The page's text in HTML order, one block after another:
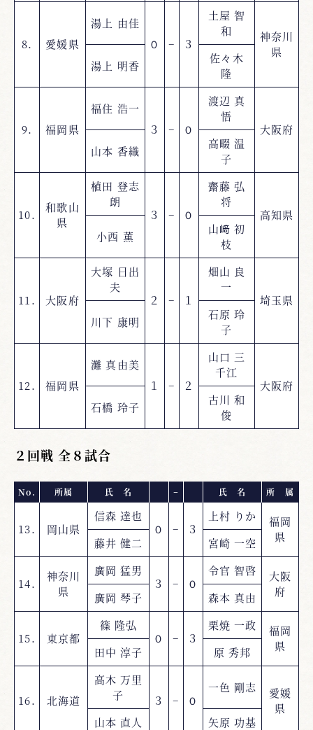
8. 愛媛県
湯上 由佳
０
− ３
土屋 智
和
神奈川
県
湯上 明香
佐々木
隆
9. 福岡県
福住 浩一
３
− ０
渡辺 真
悟
大阪府
山本 香織
高畷 温
子
10.
和歌山
県
植田 登志
朗
３
− ０
齋藤 弘
将
高知県
小西 薫
山﨑 初
枝
11. 大阪府
大塚 日出
夫
２
− １
畑山 良
一
埼玉県
川下 康明
石原 玲
子
12. 福岡県
灘 真由美
１
− ２
山口 三
千江
大阪府
石橋 玲子
古川 和
俊
２回戦 全８試合
No. 所属 氏 名 − 氏 名 所 属
13. 岡山県
信森 達也
０
− ３
上村 りか
福岡
県
藤井 健二 宮崎 一空
14.
神奈川
県
廣岡 猛男
３
− ０
令官 智啓
大阪
府
廣岡 琴子 森本 真由
15. 東京都
篠 隆弘
０
− ３
栗焼 一政
福岡
県
田中 淳子 原 秀邦
16. 北海道
高木 万里
子
３ − ０
一色 剛志
愛媛
県
山本 直人
矢原 功基